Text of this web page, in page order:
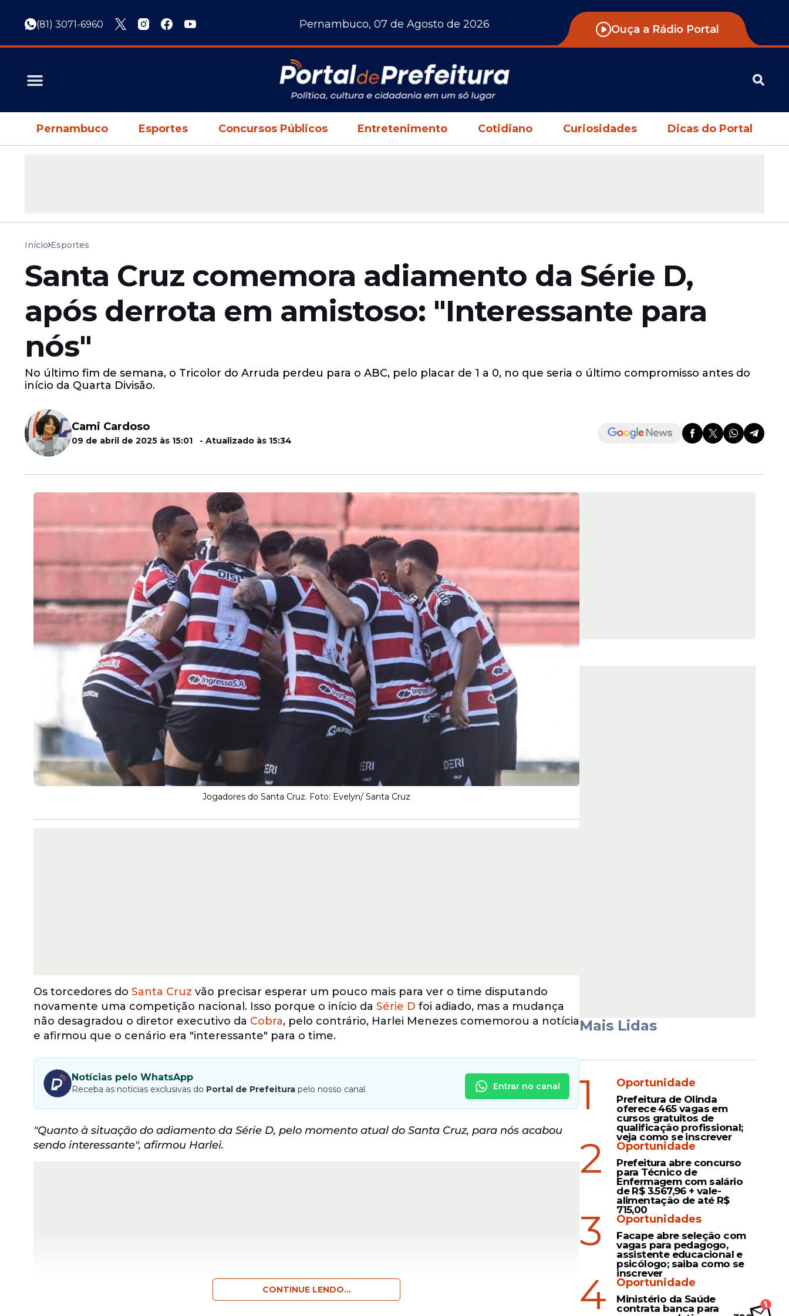
(81) 3071-6960 Pernambuco, 07 de Agosto de 2026 Ouça a Rádio Portal
Pernambuco Esportes Concursos Públicos Entretenimento Cotidiano Curiosidades Dicas do Portal
Início Esportes
Santa Cruz comemora adiamento da Série D,
após derrota em amistoso: "Interessante para
nós"
No último fim de semana, o Tricolor do Arruda perdeu para o ABC, pelo placar de 1 a 0, no que seria o último compromisso antes do
início da Quarta Divisão.
Cami Cardoso
09 de abril de 2025 às 15:01 - Atualizado às 15:34
Jogadores do Santa Cruz. Foto: Evelyn/ Santa Cruz
Os torcedores do Santa Cruz vão precisar esperar um pouco mais para ver o time disputando
novamente uma competição nacional. Isso porque o início da Série D foi adiado, mas a mudança
não desagradou o diretor executivo da Cobra, pelo contrário, Harlei Menezes comemorou a notícia
e afirmou que o cenário era "interessante" para o time.
Notícias pelo WhatsApp
Receba as notícias exclusivas do Portal de Prefeitura pelo nosso canal. Entrar no canal
"Quanto à situação do adiamento da Série D, pelo momento atual do Santa Cruz, para nós acabou
sendo interessante", afirmou Harlei.
CONTINUE LENDO...
Mais Lidas
1 Oportunidade
Prefeitura de Olinda
oferece 465 vagas em
cursos gratuitos de
qualificação profissional;
veja como se inscrever
2 Oportunidade
Prefeitura abre concurso
para Técnico de
Enfermagem com salário
de R$ 3.567,96 + vale-
alimentação de até R$
715,00
3 Oportunidades
Facape abre seleção com
vagas para pedagogo,
assistente educacional e
psicólogo; saiba como se
inscrever
4 Oportunidade
Ministério da Saúde
contrata banca para